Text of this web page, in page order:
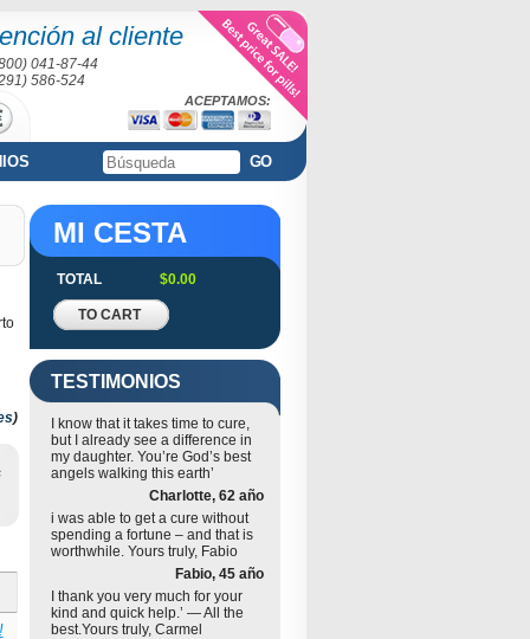
al cliente
041-87-44
586-524
ACEPTAMOS:
GO
)
MI CESTA
TOTAL $0.00
TO CART
TESTIMONIOS
I know that it takes time to cure,
but I already see a difference in
my daughter. You’re God’s best
angels walking this earth’
Charlotte, 62 año
i was able to get a cure without
spending a fortune – and that is
worthwhile. Yours truly, Fabio
Fabio, 45 año
I thank you very much for your
kind and quick help.’ — All the
best.Yours truly, Carmel